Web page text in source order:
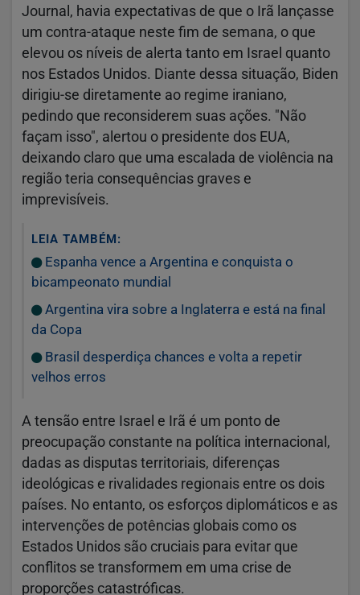
Journal, havia expectativas de que o Irã lançasse
um contra-ataque neste fim de semana, o que
elevou os níveis de alerta tanto em Israel quanto
nos Estados Unidos. Diante dessa situação, Biden
dirigiu-se diretamente ao regime iraniano,
pedindo que reconsiderem suas ações. "Não
façam isso", alertou o presidente dos EUA,
deixando claro que uma escalada de violência na
região teria consequências graves e
imprevisíveis.
LEIA TAMBÉM:
Espanha vence a Argentina e conquista o
bicampeonato mundial
Argentina vira sobre a Inglaterra e está na final
da Copa
Brasil desperdiça chances e volta a repetir
velhos erros
A tensão entre Israel e Irã é um ponto de
preocupação constante na política internacional,
dadas as disputas territoriais, diferenças
ideológicas e rivalidades regionais entre os dois
países. No entanto, os esforços diplomáticos e as
intervenções de potências globais como os
Estados Unidos são cruciais para evitar que
conflitos se transformem em uma crise de
proporções catastróficas.